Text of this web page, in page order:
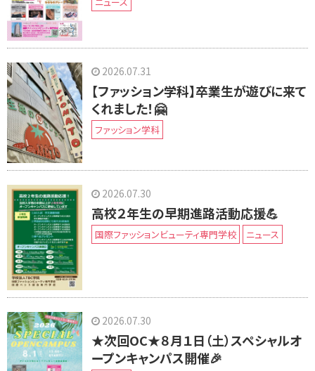
2026.07.31
【ファッション学科】卒業生が遊びに来て
くれました！🤗
ファッション学科
2026.07.30
高校２年生の早期進路活動応援💪
国際ファッションビューティ専門学校 ニュース
2026.07.30
★次回OC★８月１日（土）スペシャルオ
ープンキャンパス開催🎉